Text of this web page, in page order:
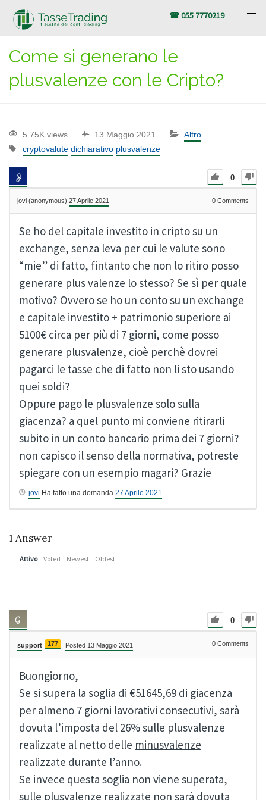
☎ 055 7770219
Come si generano le
plusvalenze con le Cripto?
5.75K views 13 Maggio 2021
Altro
cryptovalute dichiarativo plusvalenze
0
jovi (anonymous) 27 Aprile 2021 0 Comments
Se ho del capitale investito in cripto su un
exchange, senza leva per cui le valute sono
“mie” di fatto, fintanto che non lo ritiro posso
generare plus valenze lo stesso? Se sì per quale
motivo? Ovvero se ho un conto su un exchange
e capitale investito + patrimonio superiore ai
5100€ circa per più di 7 giorni, come posso
generare plusvalenze, cioè perchè dovrei
pagarci le tasse che di fatto non li sto usando
quei soldi?
Oppure pago le plusvalenze solo sulla
giacenza? a quel punto mi conviene ritirarli
subito in un conto bancario prima dei 7 giorni?
non capisco il senso della normativa, potreste
spiegare con un esempio magari? Grazie
jovi Ha fatto una domanda 27 Aprile 2021
1 Answer
Attivo Voted Newest Oldest
0
support 177 Posted 13 Maggio 2021 0 Comments
Buongiorno,
Se si supera la soglia di €51645,69 di giacenza
per almeno 7 giorni lavorativi consecutivi, sarà
dovuta l’imposta del 26% sulle plusvalenze
realizzate al netto delle minusvalenze
realizzate durante l’anno.
Se invece questa soglia non viene superata,
sulle plusvalenze realizzate non sarà dovuta